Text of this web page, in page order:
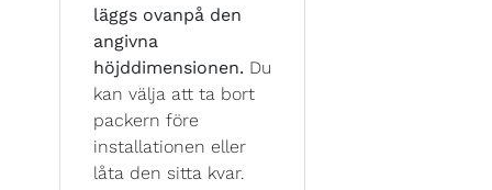
läggs ovanpå den
angivna
höjddimensionen. Du
kan välja att ta bort
packern före
installationen eller
låta den sitta kvar.